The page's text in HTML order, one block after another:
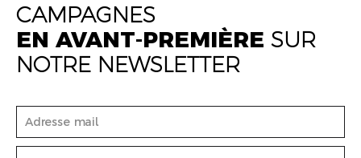
CAMPAGNES
EN AVANT-PREMIÈRE SUR
NOTRE NEWSLETTER